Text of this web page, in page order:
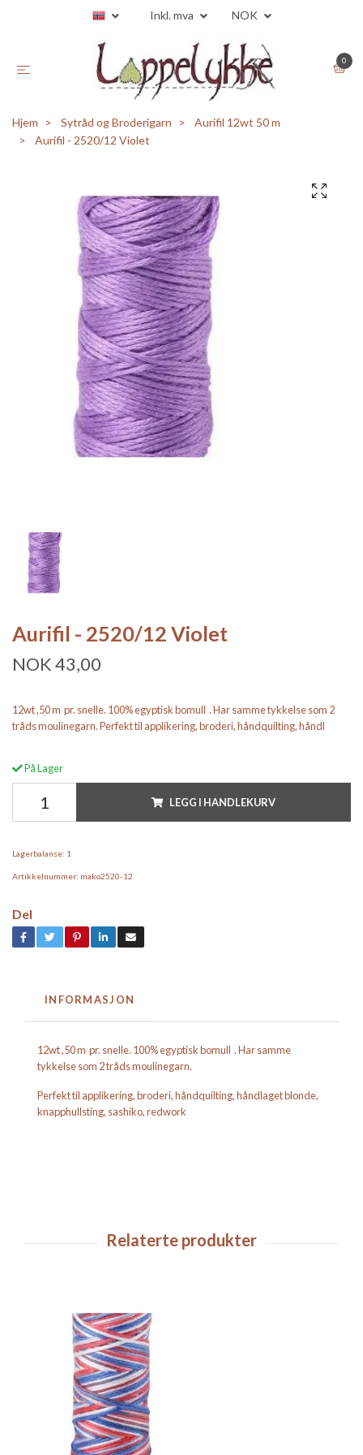
Inkl. mva NOK
0
Hjem Sytråd og Broderigarn
Aurifil 12wt 50 m
Aurifil - 2520/12 Violet
Aurifil - 2520/12 Violet
NOK 43,00
12wt ,50 m pr. snelle. 100% egyptisk bomull . Har samme tykkelse som 2
tråds moulinegarn. Perfekt til applikering, broderi, håndquilting, håndl
På Lager
LEGG I HANDLEKURV
Lagerbalanse: 1
Artikkelnummer: mako2520-12
Del
INFORMASJON
12wt ,50 m pr. snelle. 100% egyptisk bomull . Har samme
tykkelse som 2 tråds moulinegarn.
Perfekt til applikering, broderi, håndquilting, håndlaget blonde,
knapphullsting, sashiko, redwork